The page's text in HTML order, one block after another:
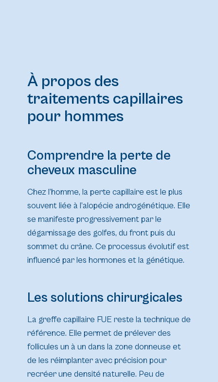
À propos des
traitements capillaires
pour hommes
Comprendre la perte de
cheveux masculine
Chez l’homme, la perte capillaire est le plus
souvent liée à l’alopécie androgénétique. Elle
se manifeste progressivement par le
dégarnissage des golfes, du front puis du
sommet du crâne. Ce processus évolutif est
influencé par les hormones et la génétique.
Les solutions chirurgicales
La greffe capillaire FUE reste la technique de
référence. Elle permet de prélever des
follicules un à un dans la zone donneuse et
de les réimplanter avec précision pour
recréer une densité naturelle. Peu de